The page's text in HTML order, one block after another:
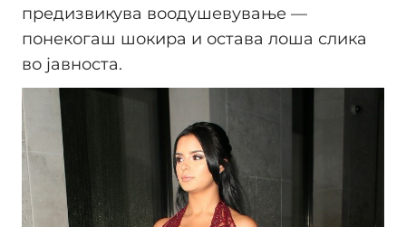
предизвикува воодушевување —
понекогаш шокира и остава лоша слика
во јавноста.